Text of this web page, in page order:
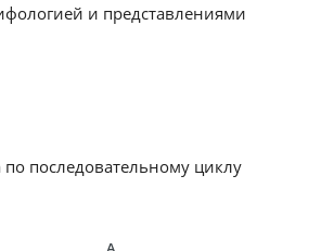
и представлениями
по последовательному циклу